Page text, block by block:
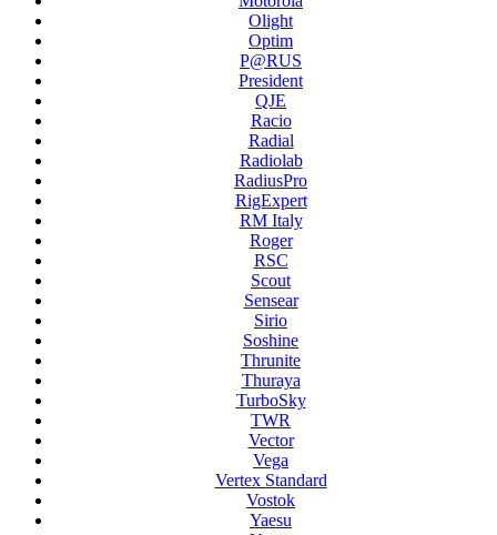
Olight
Optim
P@RUS
President
QJE
Racio
Radial
Radiolab
RadiusPro
RigExpert
RM Italy
Roger
RSC
Scout
Sensear
Sirio
Soshine
Thrunite
Thuraya
TurboSky
TWR
Vector
Vega
Vertex Standard
Vostok
Yaesu